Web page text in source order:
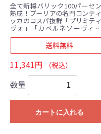
全て新樽バリック100パーセ
熟成！プーリアの名門コンテ
ッカのコスパ抜群「プリミテ
ヴォ」「カベルネソーヴィニ
ン」「メルロー」6本セ
送料無料
11,341円 （税込）
数量
カートに入れる